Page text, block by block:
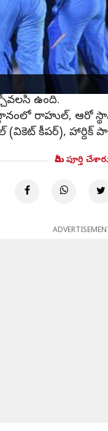
శ్రీలంకతో
ఉంది.
రాహుల్, ఆరో
కీపర్), హార్దిక్
మీరు పూర్తి